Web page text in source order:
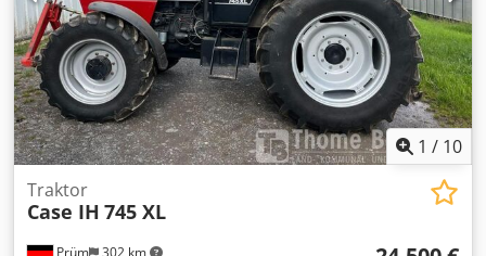
Informationen sowie unsere AGB´s finden Sie auf unserer
Website ... We are selling our goods with general terms
and conditions (listet: ... / AGB) - .
1 / 10
Prüm 302 km
Traktor
Case IH 745 XL